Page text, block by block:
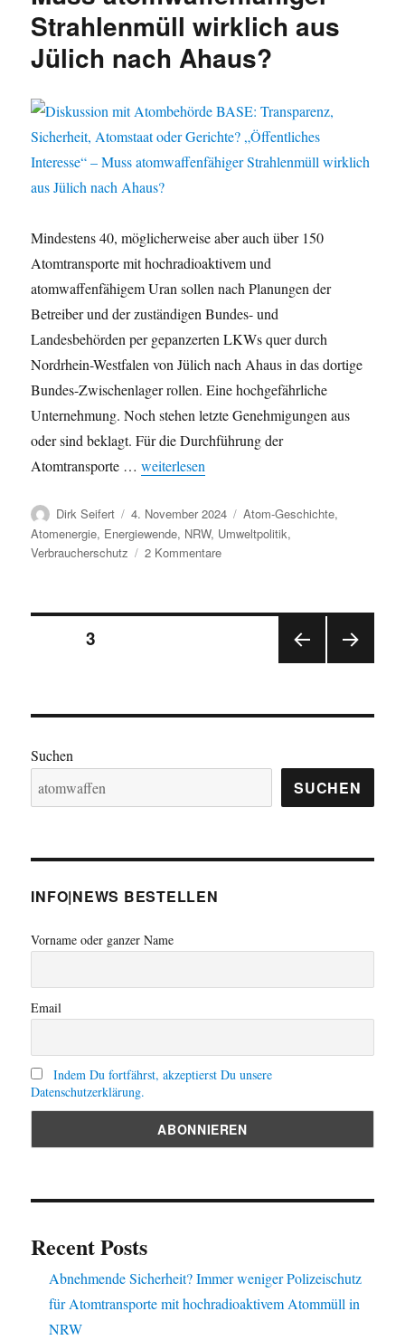
Strahlenmüll wirklich aus
Jülich nach Ahaus?
Mindestens 40, möglicherweise aber auch über 150
Atomtransporte mit hochradioaktivem und
atomwaffenfähigem Uran sollen nach Planungen der
Betreiber und der zuständigen Bundes- und
Landesbehörden per gepanzerten LKWs quer durch
Nordrhein-Westfalen von Jülich nach Ahaus in das dortige
Bundes-Zwischenlager rollen. Eine hochgefährliche
Unternehmung. Noch stehen letzte Genehmigungen aus
oder sind beklagt. Für die Durchführung der
Atomtransporte …„Diskussion mit Atombehörde BASE:
weiterlesen
Autor
Dirk Seifert
Veröffentlicht
am
4. November 2024 Kategorien
Atom-Geschichte,
Atomenergie, Energiewende, NRW, Umweltpolitik,
Verbraucherschutz
2 Kommentarezu
Atombehörde
Gerichte?
wirklich
Seitennummerierung
Beiträge
SEIT
SEITE3
E
Suchen
SUCHEN
INFO|NEWS BESTELLEN
Vorname oder ganzer Name
Email
Indem Du fortfährst, akzeptierst Du unsere
Datenschutzerklärung.
Recent Posts
Abnehmende Sicherheit? Immer weniger Polizeischutz
für Atomtransporte mit hochradioaktivem Atommüll in
NRW